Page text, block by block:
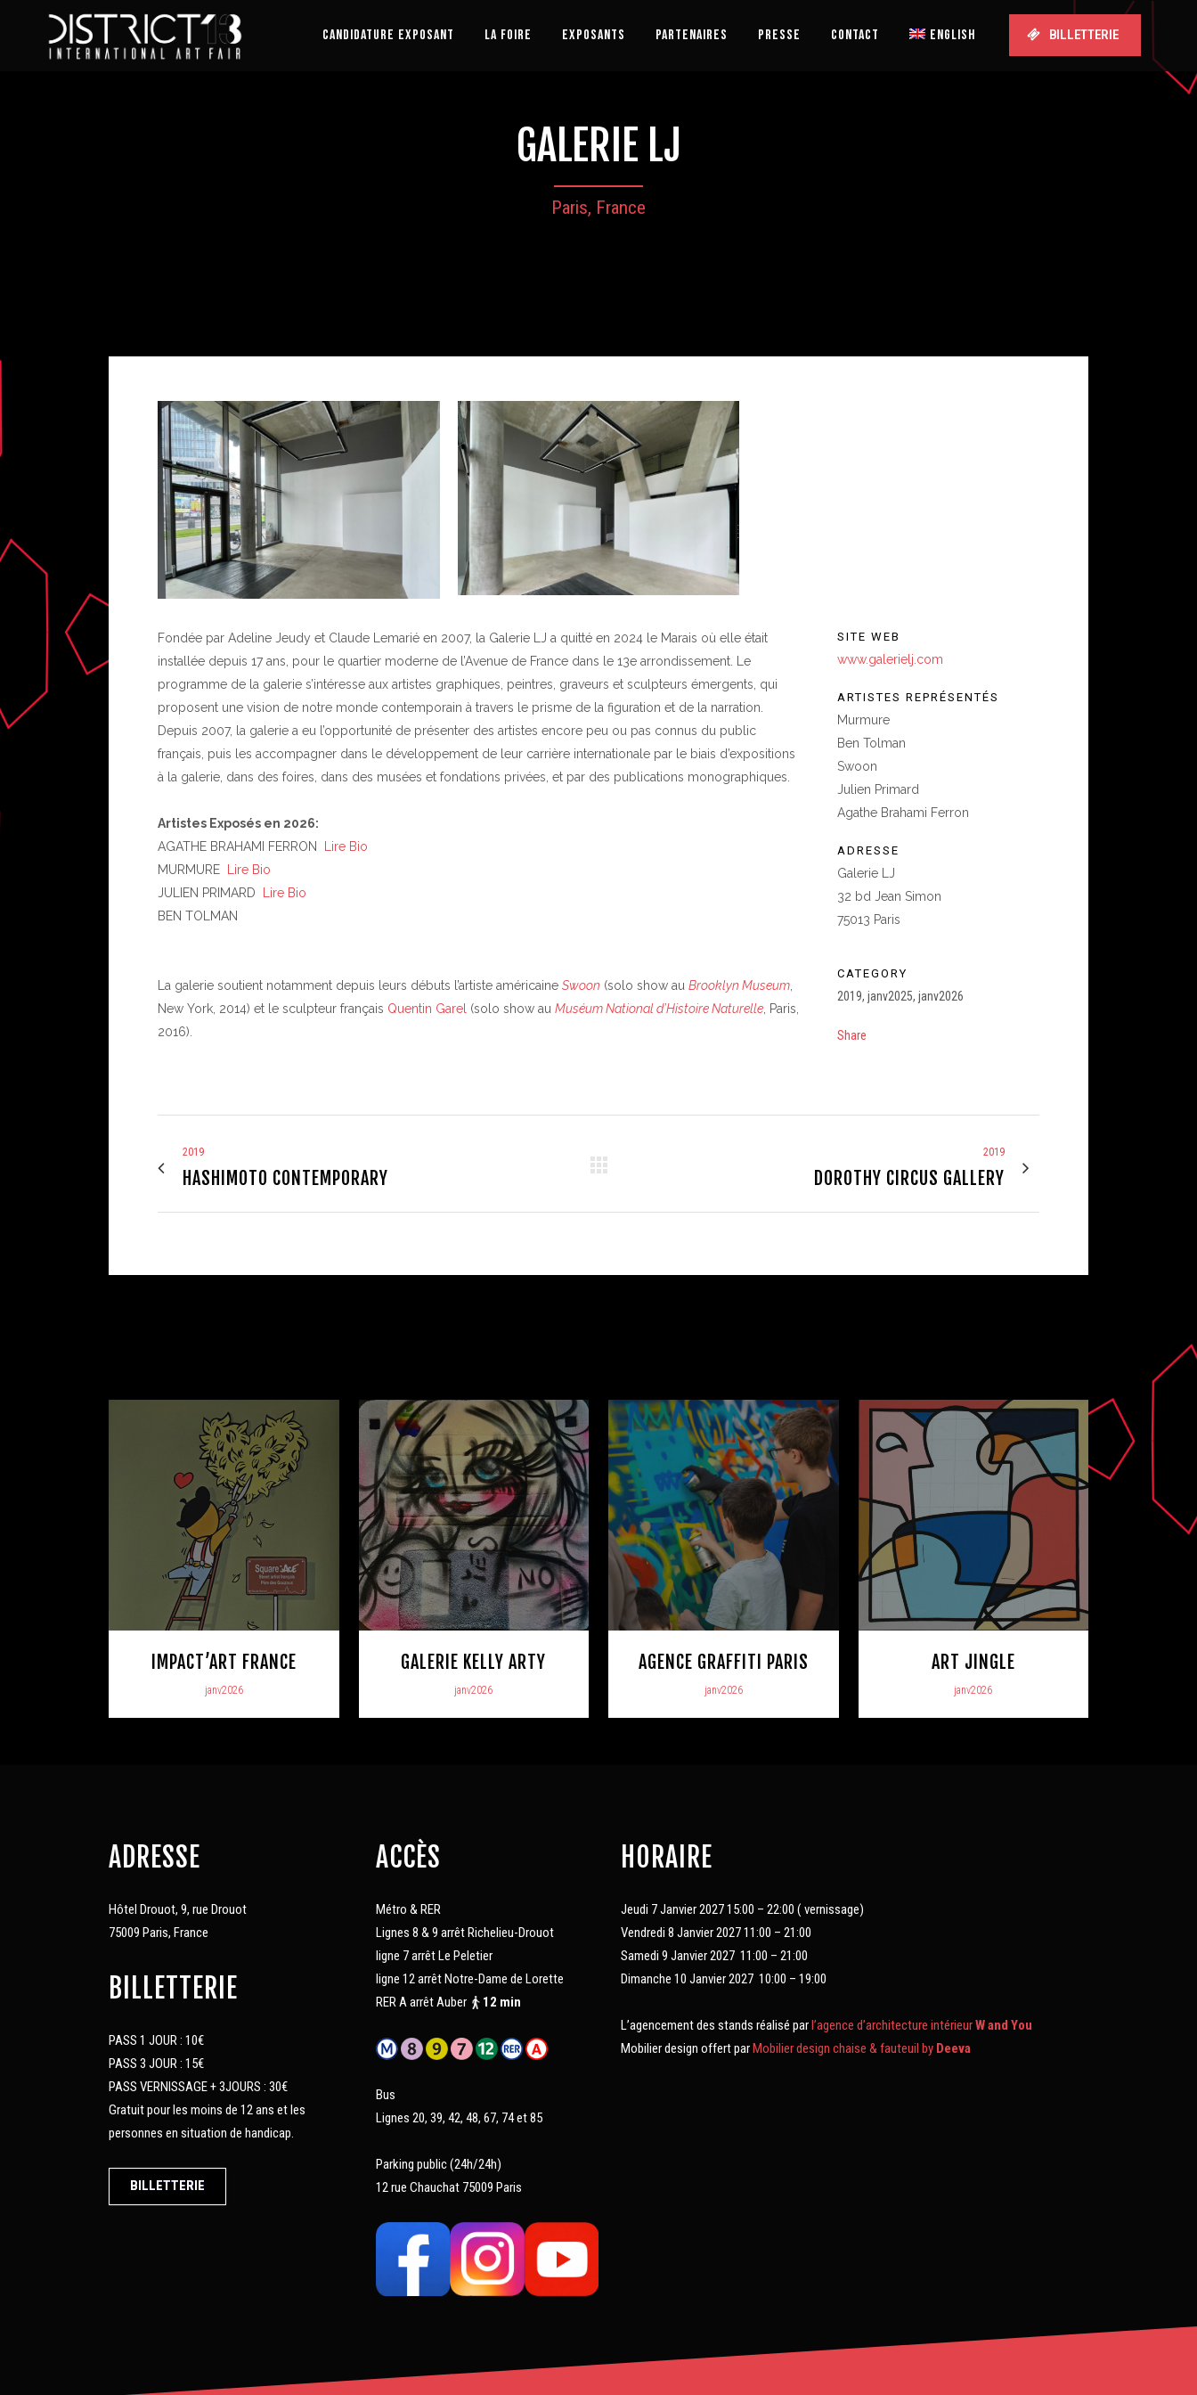
BILLETTERIE
CANDIDATURE EXPOSANT LA FOIRE EXPOSANTS PARTENAIRES PRESSE CONTACT ENGLISH
GALERIE LJ
Paris, France
Fondée par Adeline Jeudy et Claude Lemarié en 2007, la Galerie LJ a quitté en 2024 le Marais où elle était
installée depuis 17 ans, pour le quartier moderne de l’Avenue de France dans le 13e arrondissement. Le
programme de la galerie s’intéresse aux artistes graphiques, peintres, graveurs et sculpteurs émergents, qui
proposent une vision de notre monde contemporain à travers le prisme de la figuration et de la narration.
Depuis 2007, la galerie a eu l’opportunité de présenter des artistes encore peu ou pas connus du public
français, puis les accompagner dans le développement de leur carrière internationale par le biais d’expositions
à la galerie, dans des foires, dans des musées et fondations privées, et par des publications monographiques.
Artistes Exposés en 2026:
AGATHE BRAHAMI FERRON
Lire Bio
MURMURE
Lire Bio
JULIEN PRIMARD
Lire Bio
BEN TOLMAN
La galerie soutient notamment depuis leurs débuts l’artiste américaine Swoon (solo show au Brooklyn Museum,
New York, 2014) et le sculpteur français Quentin Garel (solo show au Muséum National d’Histoire Naturelle, Paris,
2016).
SITE WEB
www.galerielj.com
ARTISTES REPRÉSENTÉS
Murmure
Ben Tolman
Swoon
Julien Primard
Agathe Brahami Ferron
ADRESSE
Galerie LJ
32 bd Jean Simon
75013 Paris
CATEGORY
2019, janv2025, janv2026
Share
2019
HASHIMOTO CONTEMPORARY
2019
DOROTHY CIRCUS GALLERY
IMPACT’ART FRANCE
janv2026
GALERIE KELLY ARTY
janv2026
AGENCE GRAFFITI PARIS
janv2026
ART JINGLE
janv2026
ADRESSE
Hôtel Drouot, 9, rue Drouot
75009 Paris, France
BILLETTERIE
PASS 1 JOUR : 10€
PASS 3 JOUR : 15€
PASS VERNISSAGE + 3JOURS : 30€
Gratuit pour les moins de 12 ans et les
personnes en situation de handicap.
BILLETTERIE
ACCÈS
Métro & RER
Lignes 8 & 9 arrêt Richelieu-Drouot
ligne 7 arrêt Le Peletier
ligne 12 arrêt Notre-Dame de Lorette
RER A arrêt Auber
12 min
Bus
Lignes 20, 39, 42, 48, 67, 74 et 85
Parking public (24h/24h)
12 rue Chauchat 75009 Paris
HORAIRE
Jeudi 7 Janvier 2027 15:00 – 22:00 ( vernissage)
Vendredi 8 Janvier 2027 11:00 – 21:00
Samedi 9 Janvier 2027 11:00 – 21:00
Dimanche 10 Janvier 2027 10:00 – 19:00
L’agencement des stands réalisé parl’agence d’architecture intérieurW and You
Mobilier design offert parMobilier design chaise & fauteuil by Deeva